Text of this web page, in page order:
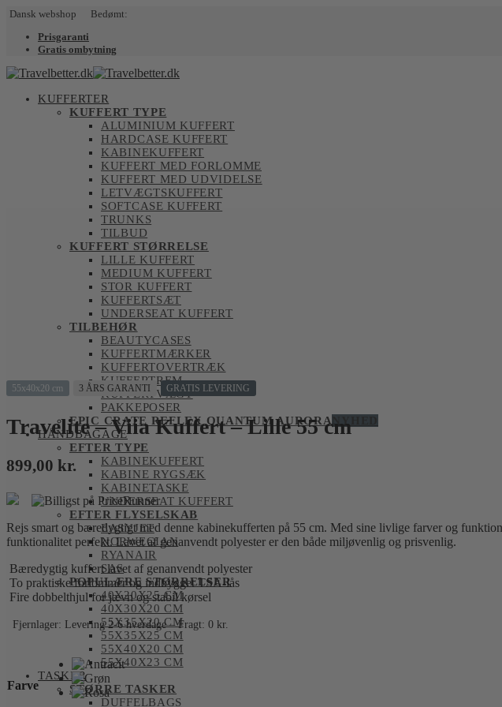
Dansk webshop Bedømt:
Prisgaranti
Gratis ombytning
KUFFERTER
KUFFERT TYPE
ALUMINIUM KUFFERT
HARDCASE KUFFERT
KABINEKUFFERT
KUFFERT MED FORLOMME
KUFFERT MED UDVIDELSE
LETVÆGTSKUFFERT
SOFTCASE KUFFERT
TRUNKS
TILBUD
KUFFERT STØRRELSE
LILLE KUFFERT
MEDIUM KUFFERT
STOR KUFFERT
KUFFERTSÆT
UNDERSEAT KUFFERT
TILBEHØR
BEAUTYCASES
KUFFERTMÆRKER
KUFFERTOVERTRÆK
KUFFERTREM
KUFFERTVÆGT
PAKKEPOSER
EPIC CRATE REFLEX QUANTUM AURORA
HÅNDBAGAGE
EFTER TYPE
KABINEKUFFERT
KABINE RYGSÆK
KABINETASKE
UNDERSEAT KUFFERT
EFTER FLYSELSKAB
EASYJET
NORWEGIAN
RYANAIR
SAS
POPULÆRE STØRRELSER
40X20X25 CM
40X30X20 CM
55X35X20 CM
55X35X25 CM
55X40X20 CM
55X40X23 CM
TASKER
STØRRE TASKER
DUFFELBAGS
55x40x20 cm 3 ÅRS GARANTI GRATIS LEVERING
Travelite – Viia Kuffert – Lille 55 cm
899,00 kr.
Rejs smart og bæredygtigt med denne kabinekufferten på 55 cm. Med sine livlige farver og
funktionalitet perfekt. Lavet af genanvendt polyester er den både miljøvenlig og prisvenlig.
Bæredygtig kuffert lavet af genanvendt polyester
To praktiske forlommer og indbygget TSA-lås
Fire dobbelthjul for jævn og stabil kørsel
Fjernlager: Levering 2-6 hverdage – Fragt: 0 kr.
Farve